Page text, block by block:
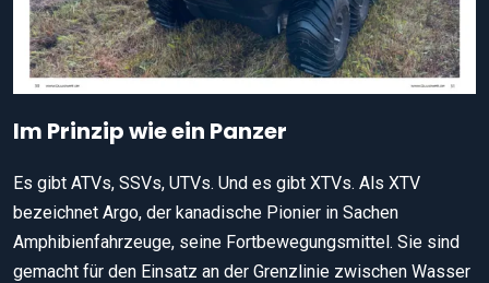
Im Prinzip wie ein Panzer
Es gibt ATVs, SSVs, UTVs. Und es gibt XTVs. Als XTV
bezeichnet Argo, der kanadische Pionier in Sachen
Amphibienfahrzeuge, seine Fortbewegungsmittel. Sie sind
gemacht für den Einsatz an der Grenzlinie zwischen Wasser